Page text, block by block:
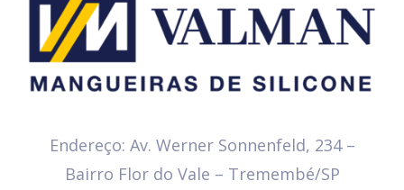
Endereço: Av. Werner Sonnenfeld, 234 –
Bairro Flor do Vale – Tremembé/SP